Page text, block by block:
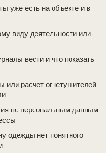
уже есть на объекте и в
виду деятельности или
вести и что показать
или расчет огнетушителей
по персональным данным
одежды нет понятного